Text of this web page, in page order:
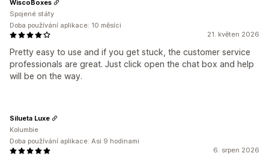
21. květen 2026
Pretty easy to use and if you get stuck, the customer service
professionals are great. Just click open the chat box and help
will be on the way.
WiscoBoxes
Spojené státy
Doba používání aplikace: 10 měsíci
6. srpen 2026
Silueta Luxe
Kolumbie
Doba používání aplikace: Asi 9 hodinami